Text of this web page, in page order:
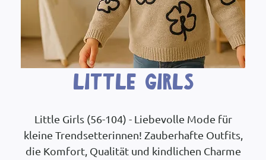
Little Girls
Little Girls (56-104) - Liebevolle Mode für
kleine Trendsetterinnen! Zauberhafte Outfits,
die Komfort, Qualität und kindlichen Charme